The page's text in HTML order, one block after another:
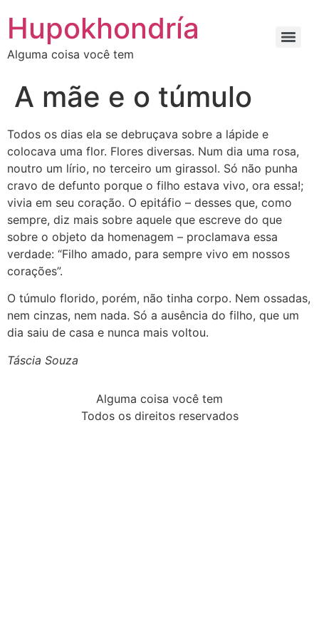
para
conteúdo
Hupokhondría
Alguma coisa você tem
A mãe e o túmulo
Todos os dias ela se debruçava sobre a lápide e
colocava uma flor. Flores diversas. Num dia uma rosa,
noutro um lírio, no terceiro um girassol. Só não punha
cravo de defunto porque o filho estava vivo, ora essa!;
vivia em seu coração. O epitáfio – desses que, como
sempre, diz mais sobre aquele que escreve do que
sobre o objeto da homenagem – proclamava essa
verdade: “Filho amado, para sempre vivo em nossos
corações”.
O túmulo florido, porém, não tinha corpo. Nem ossadas,
nem cinzas, nem nada. Só a ausência do filho, que um
dia saiu de casa e nunca mais voltou.
Táscia Souza
Alguma coisa você tem
Todos os direitos reservados